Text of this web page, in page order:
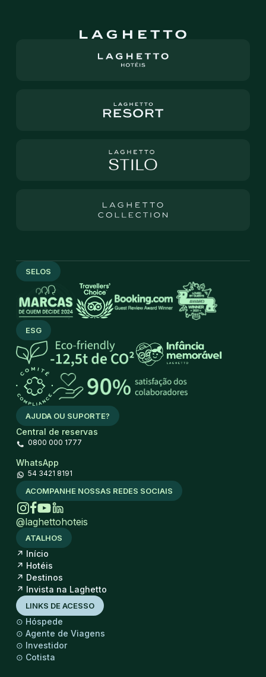
AJUDA OU SUPORTE?
Central de reservas
0800 000 1777
WhatsApp
54 3421 8191
SELOS
ESG
ACOMPANHE NOSSAS REDES SOCIAIS
@laghettohoteis
ATALHOS
↗ Início
↗ Hotéis
↗ Destinos
↗ Invista na Laghetto
LINKS DE ACESSO
⊙ Hóspede
⊙ Agente de Viagens
⊙ Investidor
⊙ Cotista